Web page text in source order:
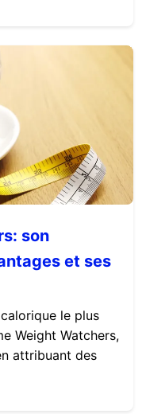
son
et ses
le plus
Weight Watchers,
attribuant des